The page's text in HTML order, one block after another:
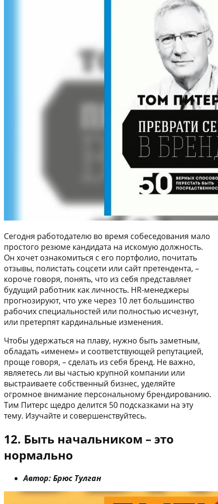
Сегодня работодателю во время собеседования мало
простого резюме кандидата на искомую должность.
Он хочет ознакомиться с его портфолио, почитать
отзывы, полистать соцсети или сайт претендента, –
короче говоря, понять, что из себя представляет
будущий работник как личность. HR-менеджеры
прогнозируют, что уже через 10 лет большинство
рабочих специальностей или полностью исчезнут,
или претерпят кардинальные изменения.
Чтобы удержаться на плаву, нужно быть заметным,
обладать «именем» и соответствующей репутацией,
проще говоря, – сделать из себя бренд. Не важно,
являетесь ли вы частью крупной компании или
выстраиваете собственный бизнес, уделяйте
огромное внимание персональному брендированию.
Тим Питерс щедро делится 50 подсказками на эту
тему. Изучайте и совершенствуйтесь.
12. Быть начальником – это
нормально
Автор: Брюс Тулган